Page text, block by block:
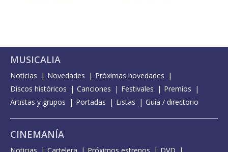
MUSICALIA
Noticias Novedades
Próximas novedades
Discos históricos
Canciones Festivales
Premios
Artistas y grupos
Portadas Listas Guía / directorio
CINEMANÍA
Noticias Cartelera Próximos estrenos
DVD